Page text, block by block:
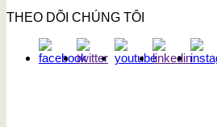
THEO DÕI CHÚNG TÔI